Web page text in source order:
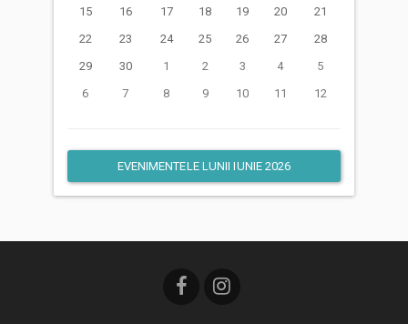
15
16 17 18 19 20
21
22
23 24 25 26 27
28
29
30 1 2 3 4
5
6
7 8 9 10 11 12
EVENIMENTELE LUNII IUNIE 2026